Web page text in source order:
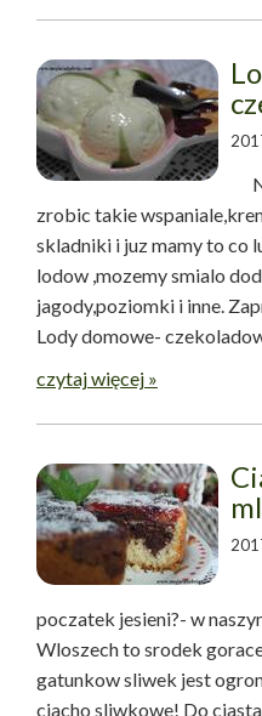
zrobic takie
skladniki i juz mamy to co
lodow ,mozemy smialo
jagody,poziomki
Lody domowe-
czytaj więcej »
poczatek jesieni?- w
Wloszech to srodek
gatunkow sliwek jest
ciacho sliwkowe! Do